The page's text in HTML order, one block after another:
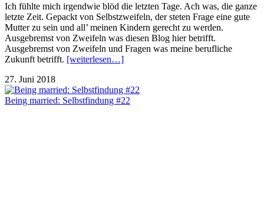
Ich fühlte mich irgendwie blöd die letzten Tage. Ach was, die ganze
letzte Zeit. Gepackt von Selbstzweifeln, der steten Frage eine gute
Mutter zu sein und all’ meinen Kindern gerecht zu werden.
Ausgebremst von Zweifeln was diesen Blog hier betrifft.
Ausgebremst von Zweifeln und Fragen was meine berufliche
Zukunft betrifft. [weiterlesen…]
27. Juni 2018
Being married: Selbstfindung #22